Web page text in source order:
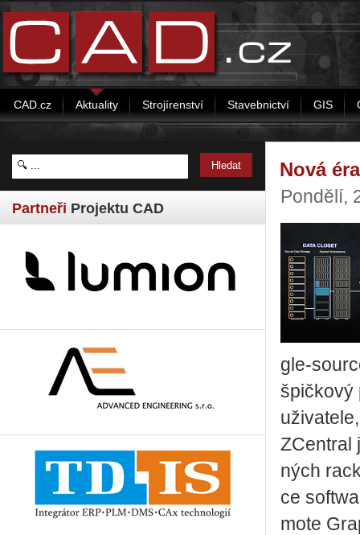
CAD.cz Aktuality Strojírenství Stavebnictví GIS
Partneři Projektu CAD
Nová
Pondělí,
gle-
špič­ko­vý
ZCen­t­ral
ných
ce
mo­te